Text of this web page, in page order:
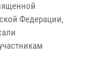
Федерации,